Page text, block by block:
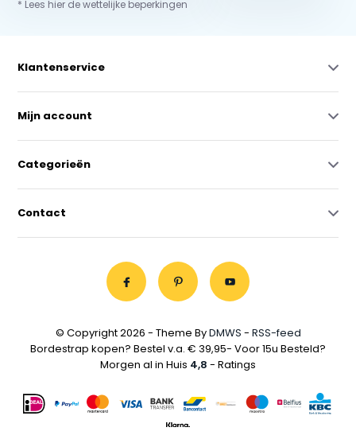
* Lees hier de wettelijke beperkingen
Klantenservice
Mijn account
Categorieën
Contact
© Copyright 2026 - Theme ByDMWS - RSS-feed
Bordestrap kopen? Bestel v.a. € 39,95- Voor 15u Besteld?
Morgen al in Huis 4,8 - Ratings